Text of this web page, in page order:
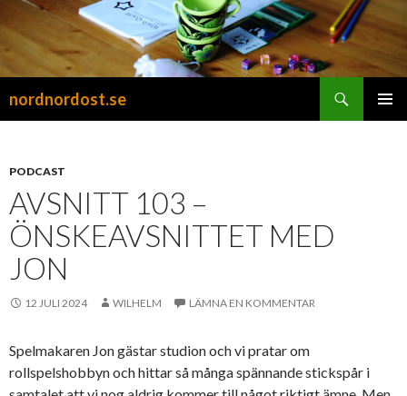
nordnordost.se
PODCAST
AVSNITT 103 –
ÖNSKEAVSNITTET MED
JON
12 JULI 2024 WILHELM LÄMNA EN KOMMENTAR
Spelmakaren Jon gästar studion och vi pratar om
rollspelshobbyn och hittar så många spännande stickspår i